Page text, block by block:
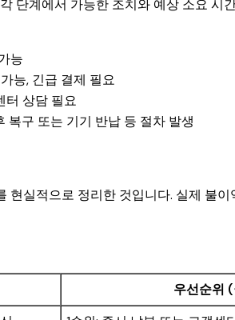
단계에서 가능한 조치와 예상 소요 시
능
능, 긴급 결제 필요
터 상담 필요
복구 또는 기기 반납 등 절차 발생
현실적으로 정리한 것입니다. 실제 불
우선순위